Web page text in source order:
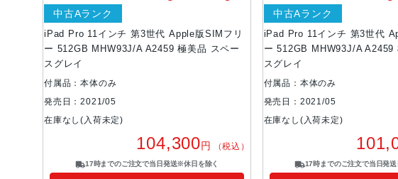
iPad Pro 11インチ 第3世代 Apple版SIMフリ
ー 512GB MHW93J/A A2459 極美品 スペー
スグレイ
中古Aランク
付属品：本体のみ
発売日：2021/05
在庫なし(入荷未定)
104,300円 （税込）
17時までのご注文で当日発送※休日を除く
iPad Pro 11インチ 第3世代
ー 512GB MHW93J/A A2459
スグレイ
中古Aランク
付属品：本体のみ
発売日：2021/05
在庫なし(入荷未定)
17時までのご注文で当日発